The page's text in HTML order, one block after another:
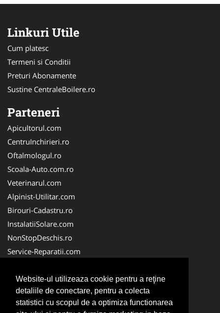
Website-ul utilizeaza cookie pentru a reţine
detaliile de conectare, pentru a colecta
statistici cu scopul de a optimiza functionarea
Linkuri Utile
Cum platesc
Termeni si Conditii
Preturi Abonamente
Sustine CentraleBoilere.ro
Parteneri
Apicultorul.com
CentruInchirieri.ro
Oftalmologul.ro
Scoala-Auto.com.ro
Veterinarul.com
Alpinist-Utilitar.com
Birouri-Cadastru.ro
InstalatiiSolare.com
NonStopDeschis.ro
Service-Reparatii.com
CuratareHota.com
FirmeTractariAuto.ro
SistemeFotovoltaice.com